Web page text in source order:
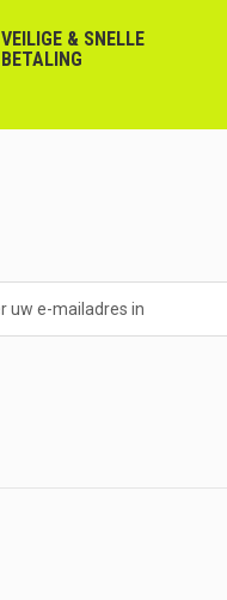
VEILIGE & SNELLE
BETALING